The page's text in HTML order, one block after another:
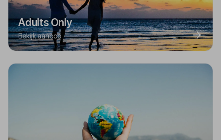
Adults Only
Bekijk aanbod